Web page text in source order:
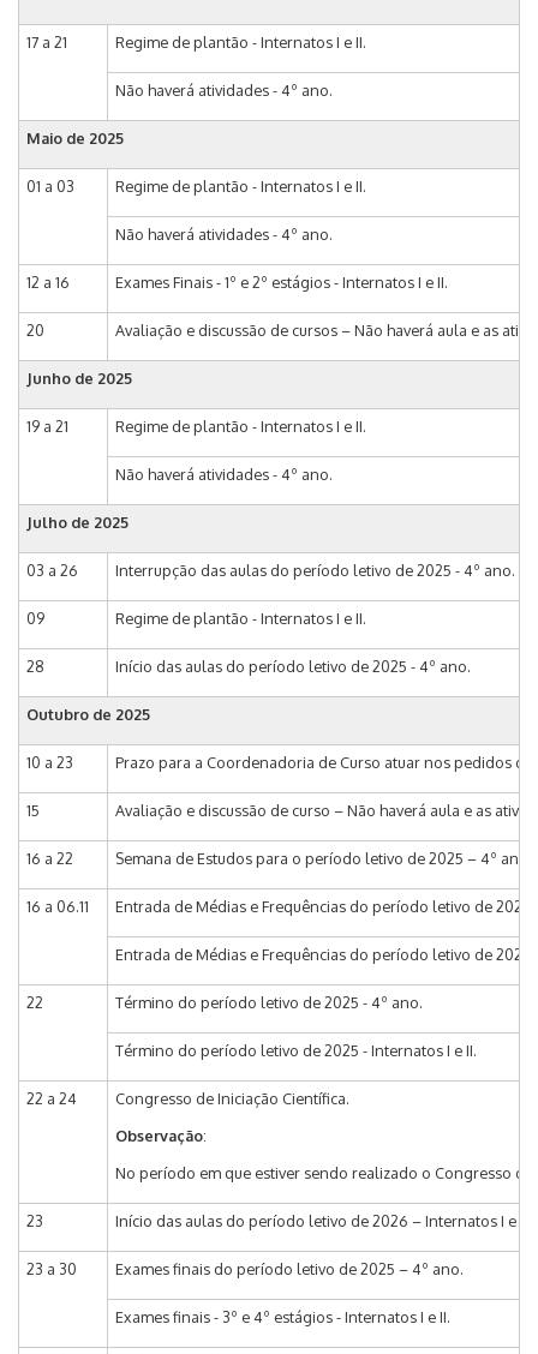
17 a 21 Regime de plantão - Internatos I e II.
Não haverá atividades - 4º ano.
Maio de 2025
01 a 03 Regime de plantão - Internatos I e II.
Não haverá atividades - 4º ano.
12 a 16 Exames Finais - 1º e 2º estágios - Internatos I e II.
20 Avaliação e discussão de cursos – Não haverá aula e as
Junho de 2025
19 a 21 Regime de plantão - Internatos I e II.
Não haverá atividades - 4º ano.
Julho de 2025
03 a 26 Interrupção das aulas do período letivo de 2025 - 4º ano.
09 Regime de plantão - Internatos I e II.
28 Início das aulas do período letivo de 2025 - 4º ano.
Outubro de 2025
10 a 23 Prazo para a Coordenadoria de Curso atuar nos pedidos
15 Avaliação e discussão de curso – Não haverá aula e as
16 a 22 Semana de Estudos para o período letivo de 2025 – 4º ano.
16 a 06.11 Entrada de Médias e Frequências do período letivo de 2025
Entrada de Médias e Frequências do período letivo de 2025
22 Término do período letivo de 2025 - 4º ano.
Término do período letivo de 2025 - Internatos I e II.
22 a 24
Congresso de Iniciação Científica.
Observação:
No período em que estiver sendo realizado o Congresso
23 Início das aulas do período letivo de 2026 – Internatos I e II.
23 a 30 Exames finais do período letivo de 2025 – 4º ano.
Exames finais - 3º e 4º estágios - Internatos I e II.